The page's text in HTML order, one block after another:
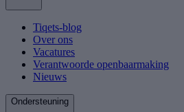
Tiqets-blog
Over ons
Vacatures
Verantwoorde openbaarmaking
Nieuws
Ondersteuning